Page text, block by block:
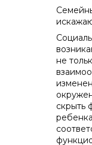
не
скрыть